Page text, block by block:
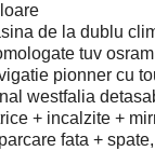
de la dublu
tuv
pionner cu
westfalia
+ incalzite +
fata +